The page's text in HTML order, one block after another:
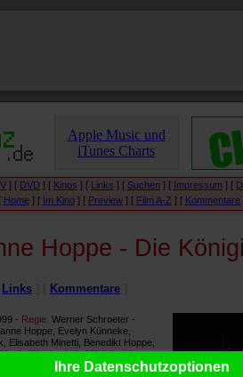
Apple Music und
iTunes Charts
] [ DVD ] [ Kinos ] [ Links ] [ Suchen ] [ Impressum ] [
[ Home] [ Im Kino] [ Preview] [ Film A-Z ] [ Kommentare
Hoppe - Die
Links Kommentare
- Regie: Werner Schroeter -
Hoppe, Evelyn Künneke,
Elisabeth Minetti, Benedikt Hoppe,
Wuttke, Lola Müthel -Länge:
Ihre Datenschutzoptionen